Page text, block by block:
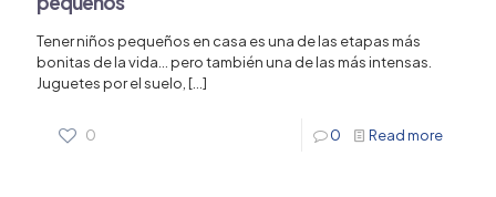
Tener niños pequeños en casa es una de las etapas más
bonitas de la vida… pero también una de las más intensas.
Juguetes por el suelo, […]
0 0 Read more